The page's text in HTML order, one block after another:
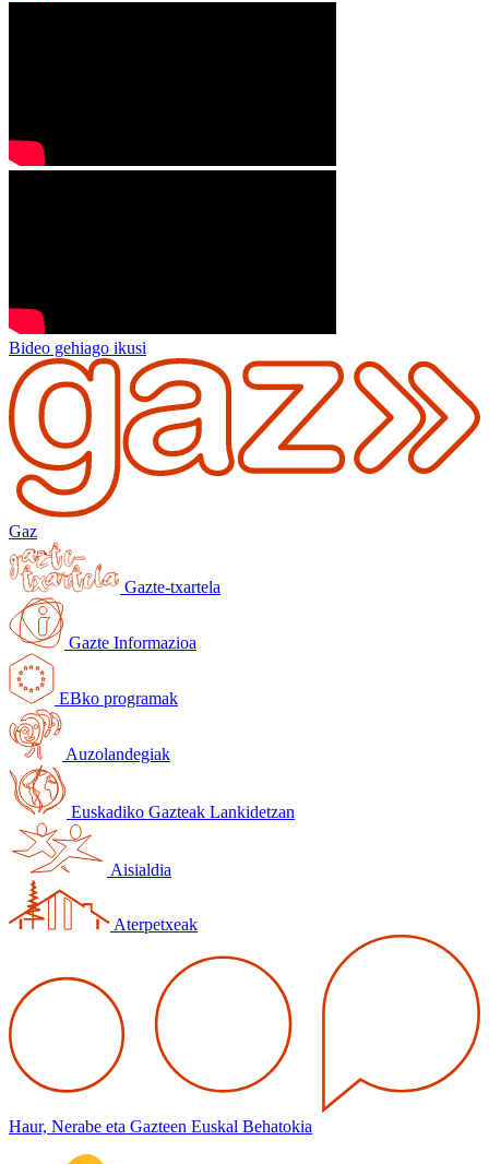
Bideo gehiago ikusi
Gaz
Gazte-txartela
Gazte Informazioa
EBko programak
Auzolandegiak
Euskadiko Gazteak Lankidetzan
Aisialdia
Aterpetxeak
Haur, Nerabe eta Gazteen Euskal Behatokia